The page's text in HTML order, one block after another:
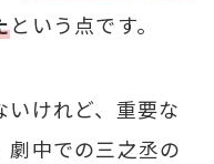
という点です。
いけれど、重要な
劇中での三之丞の